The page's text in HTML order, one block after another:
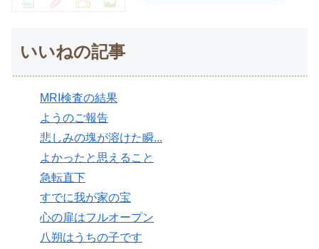
いいねの記事
MRI検査の結果
ようのご報告
悲しみの塊が溶けた瞬...
よかったと思えること
急転直下
すでに我が家の宝
心の扉はフルオープン
八朔はうちの子です